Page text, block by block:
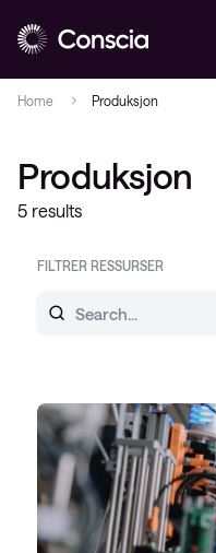
Home Produksjon
Produksjon
5 results
FILTRER RESSURSER